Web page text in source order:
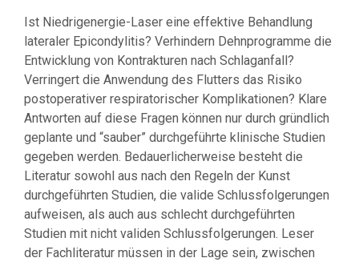
Ist Niedrigenergie-Laser eine effektive Behandlung
lateraler Epicondylitis? Verhindern Dehnprogramme die
Entwicklung von Kontrakturen nach Schlaganfall?
Verringert die Anwendung des Flutters das Risiko
postoperativer respiratorischer Komplikationen? Klare
Antworten auf diese Fragen können nur durch gründlich
geplante und “sauber” durchgeführte klinische Studien
gegeben werden. Bedauerlicherweise besteht die
Literatur sowohl aus nach den Regeln der Kunst
durchgeführten Studien, die valide Schlussfolgerungen
aufweisen, als auch aus schlecht durchgeführten
Studien mit nicht validen Schlussfolgerungen. Leser
der Fachliteratur müssen in der Lage sein, zwischen